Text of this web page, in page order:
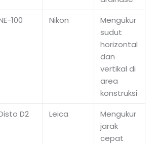
100 Nikon
Mengukur
sudut
horizontal
dan
vertikal di
area
konstruksi
D2 Leica
Mengukur
jarak
cepat